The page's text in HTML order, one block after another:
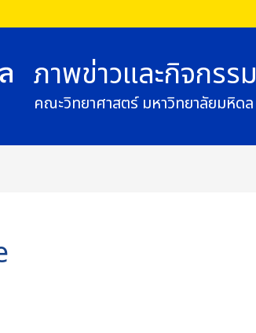
ภาพข่าวและกิจกรรม
คณะวิทยาศาสตร์ มหาวิทยาลัยมหิดล